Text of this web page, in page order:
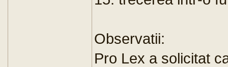
Observatii:
Pro Lex a solicitat